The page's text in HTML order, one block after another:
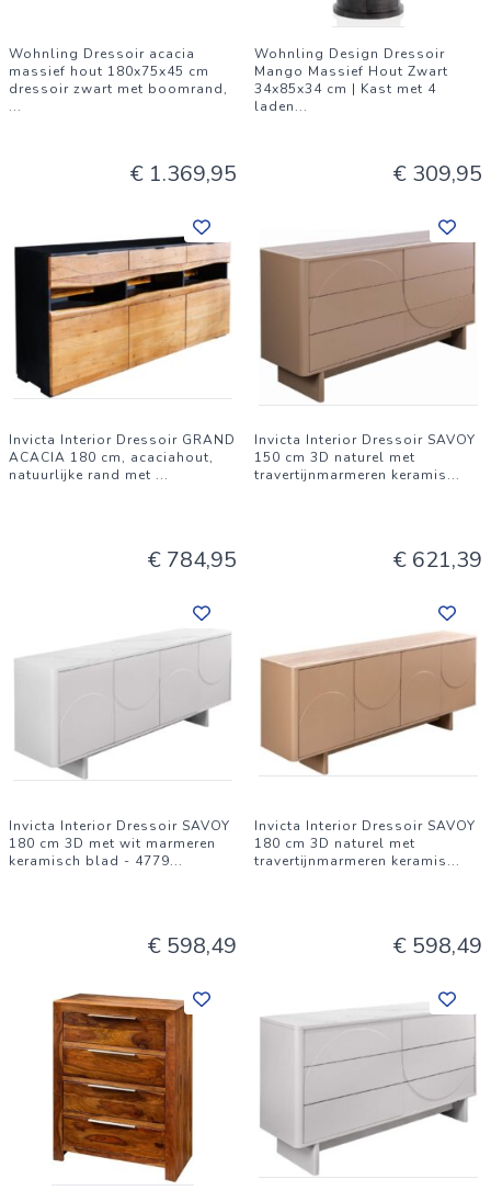
Wohnling Dressoir acacia
massief hout 180x75x45 cm
dressoir zwart met boomrand,
...
€ 1.369,95
Wohnling Design Dressoir
Mango Massief Hout Zwart
34x85x34 cm | Kast met 4
laden...
€ 309,95
Invicta Interior Dressoir GRAND
ACACIA 180 cm, acaciahout,
natuurlijke rand met ...
€ 784,95
Invicta Interior Dressoir SAVOY
150 cm 3D naturel met
travertijnmarmeren keramis...
€ 621,39
Invicta Interior Dressoir SAVOY
180 cm 3D met wit marmeren
keramisch blad - 4779...
€ 598,49
Invicta Interior Dressoir SAVOY
180 cm 3D naturel met
travertijnmarmeren keramis...
€ 598,49